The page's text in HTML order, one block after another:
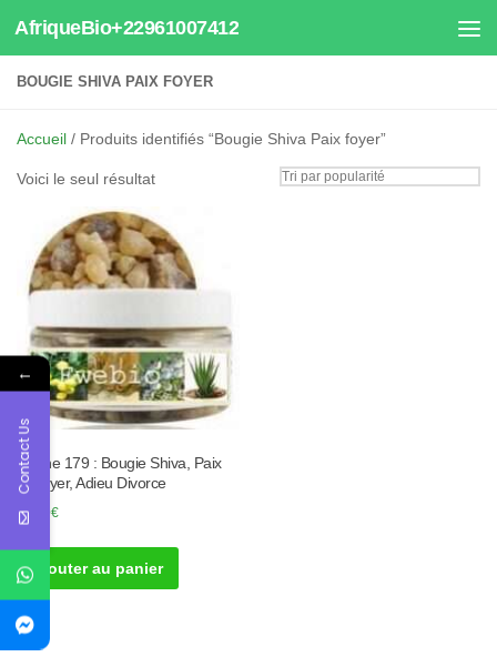
Au dessous du contenu
AfriqueBio+22961007412
BOUGIE SHIVA PAIX FOYER
Accueil / Produits identifiés “Bougie Shiva Paix foyer”
Voici le seul résultat
Tisane 179 : Bougie Shiva, Paix
au foyer, Adieu Divorce
30.00€
Ajouter au panier
←
Contact Us